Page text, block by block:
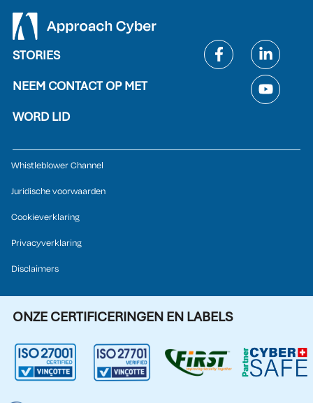
STORIES
NEEM CONTACT OP MET
WORD LID
Whistleblower Channel
Juridische voorwaarden
Cookieverklaring
Privacyverklaring
Disclaimers
ONZE CERTIFICERINGEN EN LABELS